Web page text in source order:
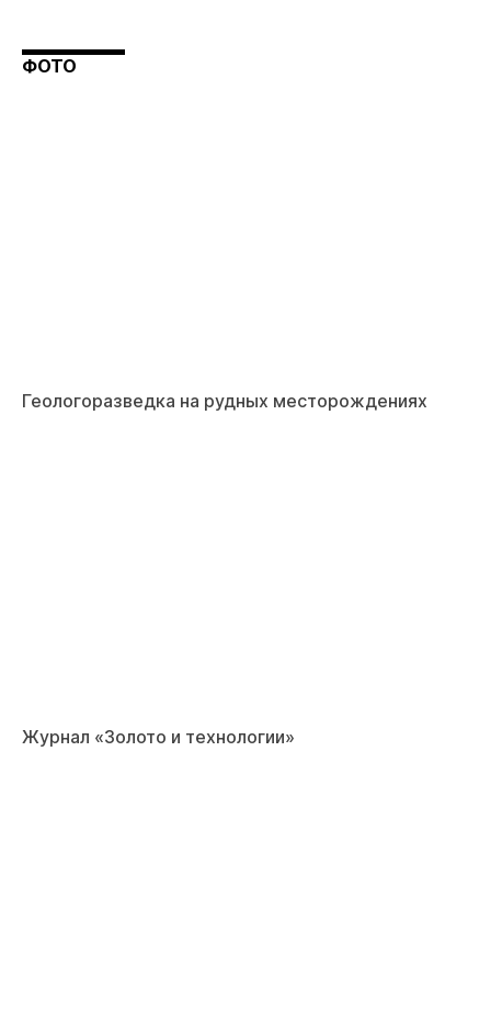
ФОТО
Геологоразведка на рудных месторождениях
Журнал «Золото и технологии»